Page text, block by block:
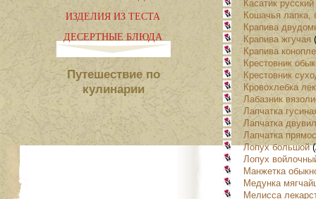
Касатик русский
Кошачья лапка,
Крапива
Крапива жгучая
Крапива
Крестовник
Крестовник
Кровохлебка
Лабазник
Лапчатка
Лапчатка
Лапчатка
Лопух большой
Лопух
Манжетка
Медунка
Мелисса
ИЗДЕЛИЯ ИЗ ТЕСТА
ДЕСЕРТНЫЕ БЛЮДА
Путешествие по
кулинарии